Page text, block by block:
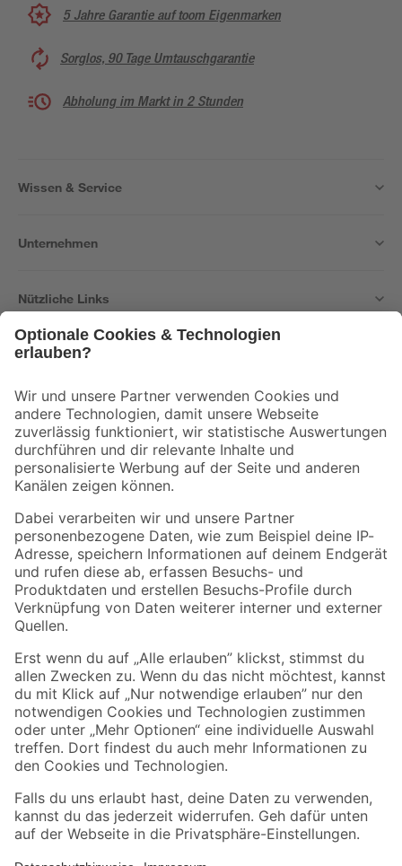
5 Jahre Garantie auf toom Eigenmarken
Sorglos, 90 Tage Umtauschgarantie
Abholung im Markt in 2 Stunden
Wissen & Service
Unternehmen
Nützliche Links
Der toom Newsletter: Keine Angebote und Aktionen mehr verpassen!
Zur Newsletter Anmeldung
Folge uns
Zahlungsarten Versandarten
Sicher einkaufen
Jetzt die toom-App herunterladen
Alle Preisangaben in EUR inkl. gesetzl. MwSt.. Die dargestellten Angebote sind unter
Umständen nicht in allen Märkten verfügbar. Die angegebenen Verfügbarkeiten beziehen
Produkte nur solange der Vorrat reicht.